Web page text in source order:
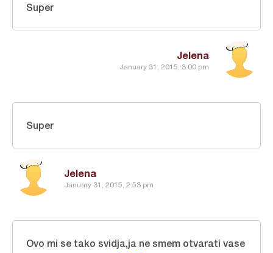
Jelena
January 31, 2015, 3:00 pm
Super
Jelena
January 31, 2015, 2:53 pm
Super
Ovo mi se tako svidja,ja ne smem otvarati vase